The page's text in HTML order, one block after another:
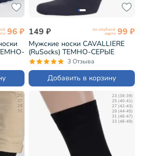
96 ₽ 149 ₽ по клубной
карте 99 ₽
Мужские носки CAVALLIERE
(RuSocks) ТЕМНО-СЕРЫЕ
(С-330/1)
3 Отзыва
Добавить в корзину
25
27
29
31
23 (38-39)
25 (40-41)
27 (42-43)
29 (44-45)
31 (46-47)
33 (48-49)